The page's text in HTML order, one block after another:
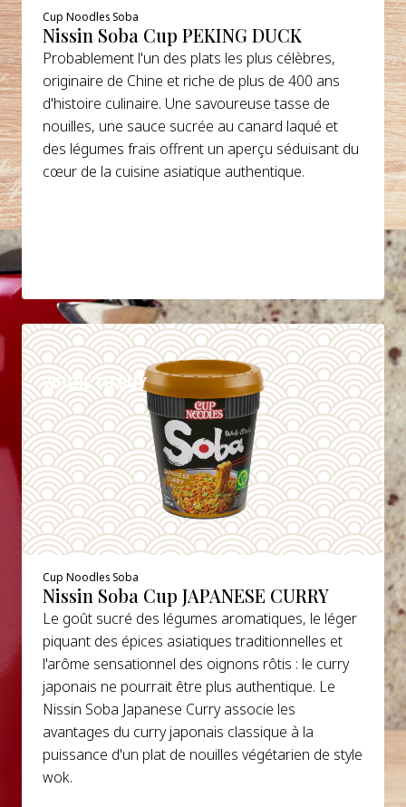
Cup Noodles Soba
Nissin Soba Cup PEKING DUCK
Probablement l'un des plats les plus célèbres,
originaire de Chine et riche de plus de 400 ans
d'histoire culinaire. Une savoureuse tasse de
nouilles, une sauce sucrée au canard laqué et
des légumes frais offrent un aperçu séduisant du
cœur de la cuisine asiatique authentique.
WHERE TO BUY
DETAILS
Cup Noodles Soba
Nissin Soba Cup JAPANESE CURRY
Le goût sucré des légumes aromatiques, le léger
piquant des épices asiatiques traditionnelles et
l'arôme sensationnel des oignons rôtis : le curry
japonais ne pourrait être plus authentique. Le
Nissin Soba Japanese Curry associe les
avantages du curry japonais classique à la
puissance d'un plat de nouilles végétarien de style
wok.